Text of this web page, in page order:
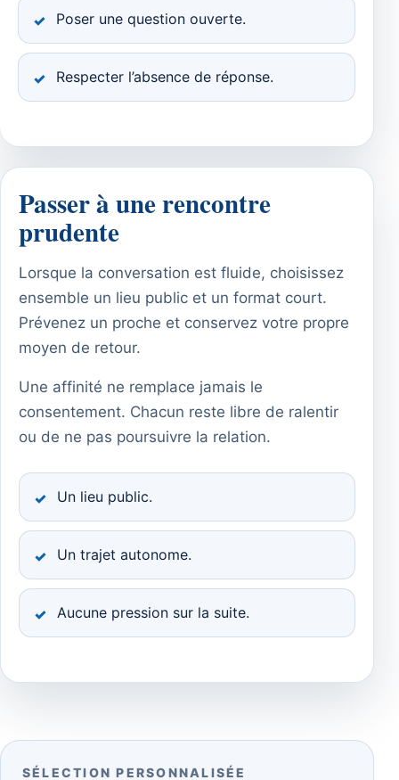
Poser une question ouverte.
Respecter l’absence de réponse.
Passer à une rencontre
prudente
Lorsque la conversation est fluide, choisissez
ensemble un lieu public et un format court.
Prévenez un proche et conservez votre propre
moyen de retour.
Une affinité ne remplace jamais le
consentement. Chacun reste libre de ralentir
ou de ne pas poursuivre la relation.
Un lieu public.
Un trajet autonome.
Aucune pression sur la suite.
SÉLECTION PERSONNALISÉE